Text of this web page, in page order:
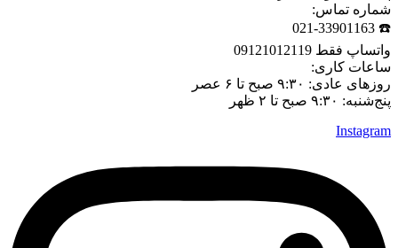
شماره تماس:
☎️ 021-33901163
واتساپ فقط 09121012119
ساعات کاری:
روزهای عادی: ۹:۳۰ صبح تا ۶ عصر
پنج‌شنبه: ۹:۳۰ صبح تا ۲ ظهر
Instagram